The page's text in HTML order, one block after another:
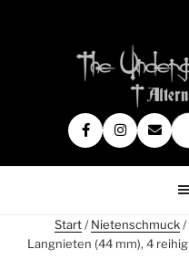
Start/Nietenschmuck/
Langnieten (44 mm), 4 reihig